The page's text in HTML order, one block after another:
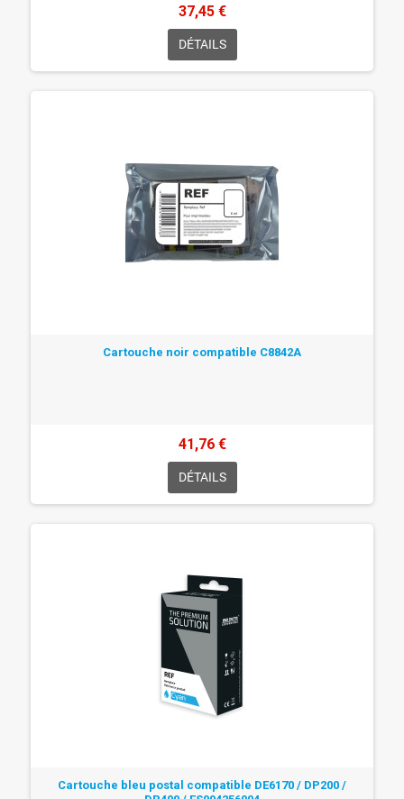
37,45 €
DÉTAILS
Cartouche noir compatible C8842A
41,76 €
DÉTAILS
Cartouche bleu postal compatible DE6170 / DP200 /